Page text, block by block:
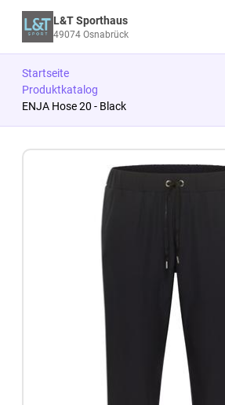
L&T Sporthaus
49074 Osnabrück
Startseite
Produktkatalog
ENJA Hose 20 - Black